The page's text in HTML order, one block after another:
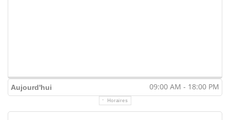
Aujourd'hui 09:00 AM - 18:00 PM
Horaires